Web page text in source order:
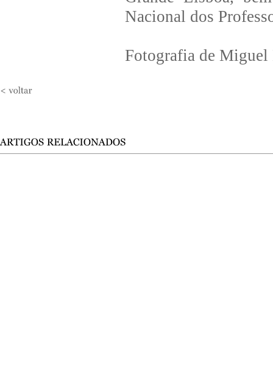
Nacional dos
Fotografia de Miguel